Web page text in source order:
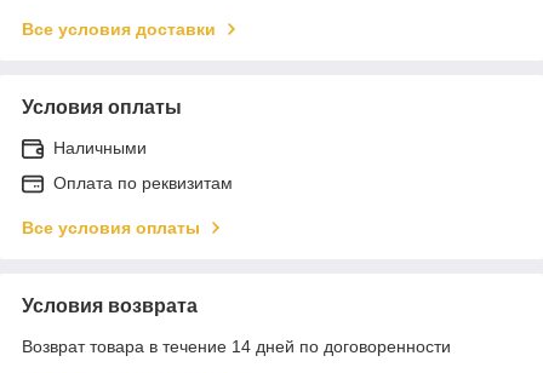
Все условия доставки
Условия оплаты
Наличными
Оплата по реквизитам
Все условия оплаты
Условия возврата
Возврат товара в течение 14 дней по договоренности